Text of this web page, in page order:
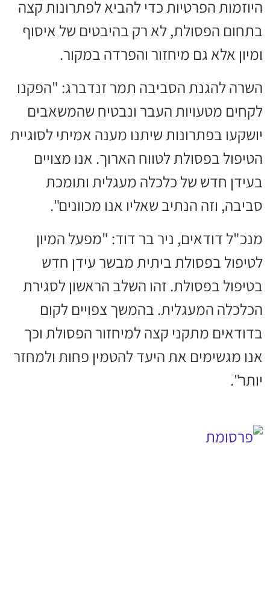
היוזמות הפרטיות כדי להביא לפתרונות קצה
בתחום הפסולת, לא רק בהיבטים של איסוף
ומיון אלא גם מיחזור והפרדה במקור.
השרה להגנת הסביבה תמר זנדברג: "הפקנו
לקחים מטעויות העבר ונבטיח שהמשאבים
יושקעו בפתרונות שיתנו מענה אמיתי לסוגיית
הטיפול בפסולת לטווח הארוך. אנו מצויים
בעידן חדש של כלכלה מעגלית ותומכת
סביבה, וזה הנתיב שאליו אנו מכוונים".
מנכ"ל דודאים, ניר בר דוד: "מפעל המיון
לטיפול בפסולת ביתית מבשר עידן חדש
בטיפול בפסולת. זהו השלב הראשון לסגירת
הכלכלה המעגלית. בהמשך צפויים לקום
בדודאים מתקני קצה למיחזור הפסולת וכך
אנו מגשימים את היעד להטמין פחות ולמחזר
יותר".